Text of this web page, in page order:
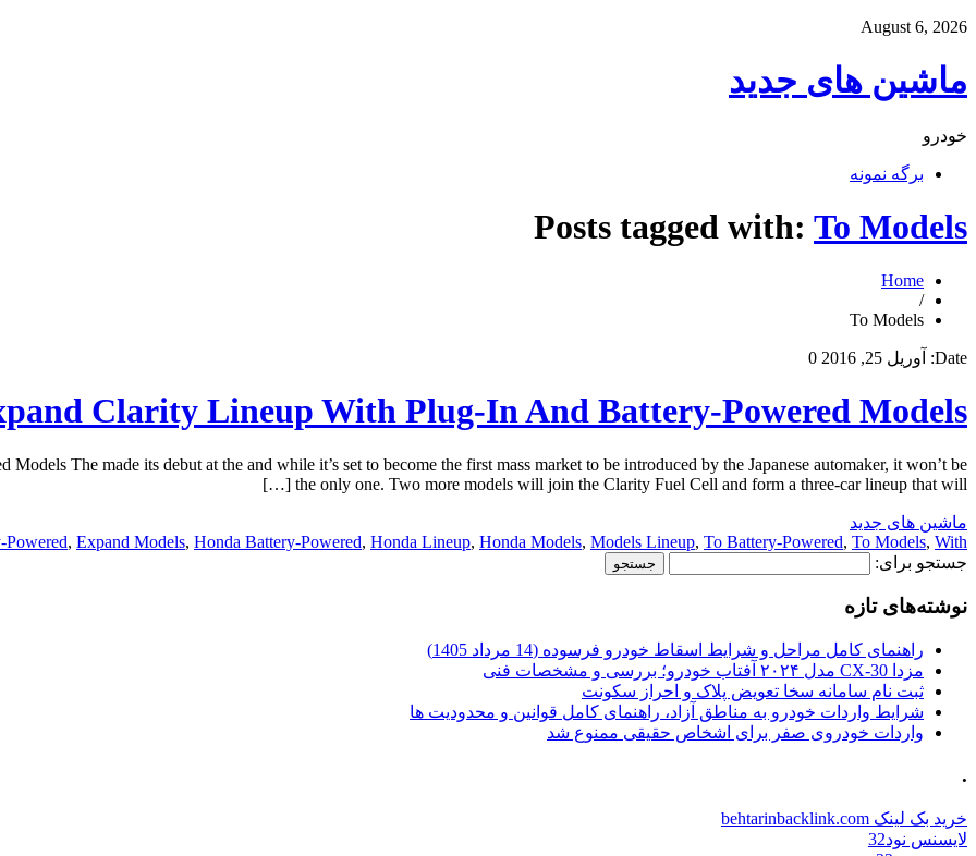
August 6, 2026
ماشین های جدید
خودرو
برگه نمونه
Posts tagged with: To Models
Home
/
To Models
Date: آوریل 25, 2016 0
Clarity Lineup With Plug-In And Battery-Powered Models
The made its debut at the and while it’s set to become the first mass market to be introduced by the Japanese automaker, it won’t be
the only one. Two more models will join the Clarity Fuel Cell and form a three-car lineup that will […]
ماشین های جدید
Powered, Expand Models, Honda Battery-Powered, Honda Lineup, Honda Models, Models Lineup, To Battery-Powered, To Models, With
جستجو برای:
نوشته‌های تازه
راهنمای کامل مراحل و شرایط اسقاط خودرو فرسوده (14 مرداد 1405)
مزدا CX-30 مدل ۲۰۲۴ آفتاب خودرو؛ بررسی و مشخصات فنی
ثبت نام سامانه سخا تعویض پلاک و احراز سکونت
شرایط واردات خودرو به مناطق آزاد، راهنمای کامل قوانین و محدودیت ها
واردات خودروی صفر برای اشخاص حقیقی ممنوع شد
.
خرید بک لینک behtarinbacklink.com
لایسنس نود32